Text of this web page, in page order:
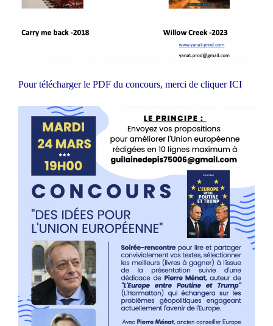
Pour télécharger le PDF du concours, merci de cliquerICI